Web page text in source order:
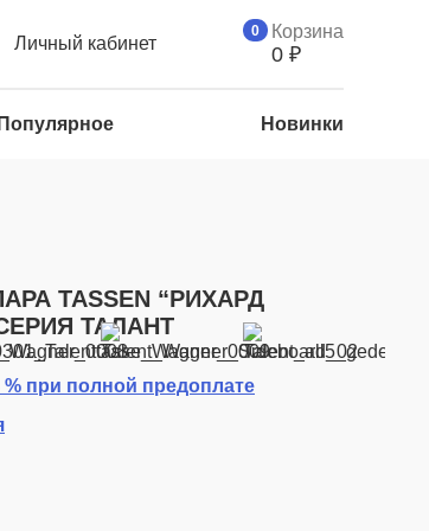
Личный кабинет
0 Корзина
0 ₽
Популярное Новинки
TASSEN “РИХАРД
ТАЛАНТ
% при полной предоплате